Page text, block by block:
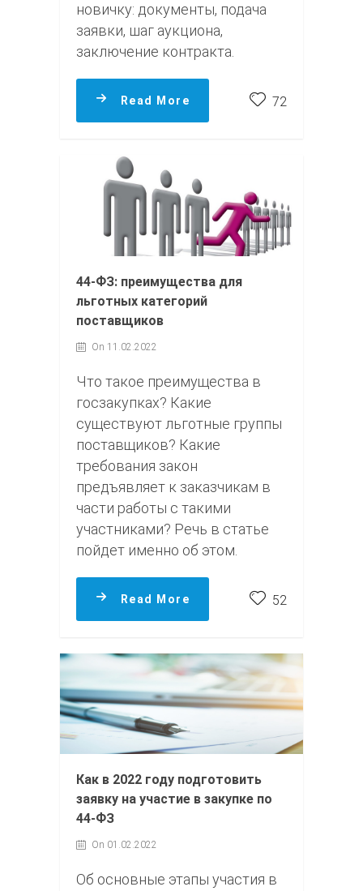
новичку: документы, подача
заявки, шаг аукциона,
заключение контракта.
Read More 72
44-ФЗ: преимущества для
льготных категорий
поставщиков
On 11.02.2022
Что такое преимущества в
госзакупках? Какие
существуют льготные группы
поставщиков? Какие
требования закон
предъявляет к заказчикам в
части работы с такими
участниками? Речь в статье
пойдет именно об этом.
Read More 52
Как в 2022 году подготовить
заявку на участие в закупке по
44-ФЗ
On 01.02.2022
Об основные этапы участия в